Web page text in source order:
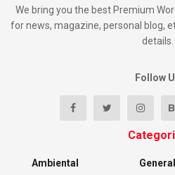
We bring you the best Premium
for news, magazine, personal blog,
details.
Follow
Ambiental
General